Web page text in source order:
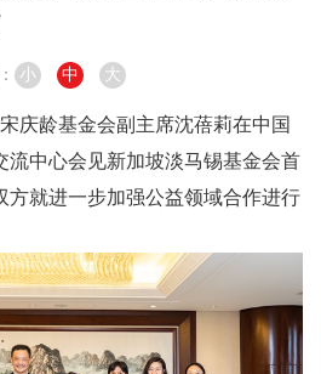
小 中 大
庆龄基金会副主席沈蓓莉在中国
流中心会见新加坡淡马锡基金会首
方就进一步加强公益领域合作进行